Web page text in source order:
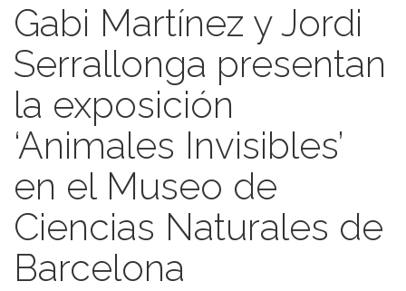
Gabi Martínez y Jordi
Serrallonga presentan
la exposición
‘Animales Invisibles’
en el Museo de
Ciencias Naturales de
Barcelona